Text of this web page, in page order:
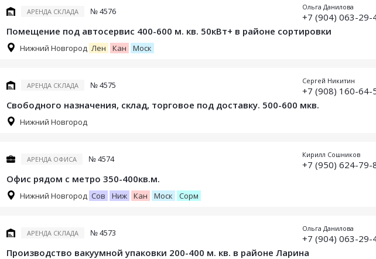
АРЕНДА СКЛАДА № 4576
Помещение под автосервис 400-600 м. кв. 50кВт+ в районе сортировки
Нижний Новгород Лен Кан Моск
Ольга Данилова
+7 (904) 063-29-
АРЕНДА СКЛАДА № 4575
Свободного назначения, склад, торговое под доставку. 500-600 мкв.
Нижний Новгород
Сергей Никитин
+7 (908) 160-64-
АРЕНДА ОФИСА № 4574
Офис рядом с метро 350-400кв.м.
Нижний Новгород Сов Ниж Кан Моск Сорм
Кирилл Сошников
+7 (950) 624-79-
АРЕНДА СКЛАДА № 4573
Производство вакуумной упаковки 200-400 м. кв. в районе Ларина
Ольга Данилова
+7 (904) 063-29-